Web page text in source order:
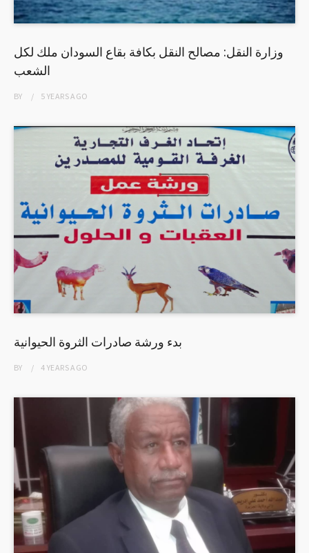
وزارة النقل: مصالح النقل بكافة بقاع السودان ملك لكل
الشعب
BY 5 YEARSAGO
بدء ورشة صادرات الثروة الحيوانية
BY 4 YEARSAGO